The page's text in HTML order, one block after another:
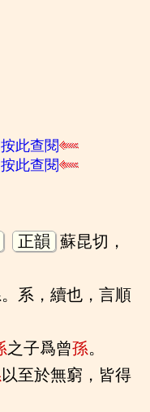
按此查閱
按此查閱
正韻 蘇昆切，
系，續也，言順
之子爲曾孫。
以至於無窮，皆得